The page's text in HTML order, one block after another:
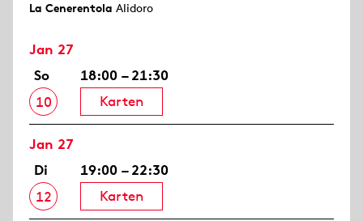
La Cenerentola Alidoro
Jan 27
So
10
18:00 – 21:30
Karten
Jan 27
Di
12
19:00 – 22:30
Karten